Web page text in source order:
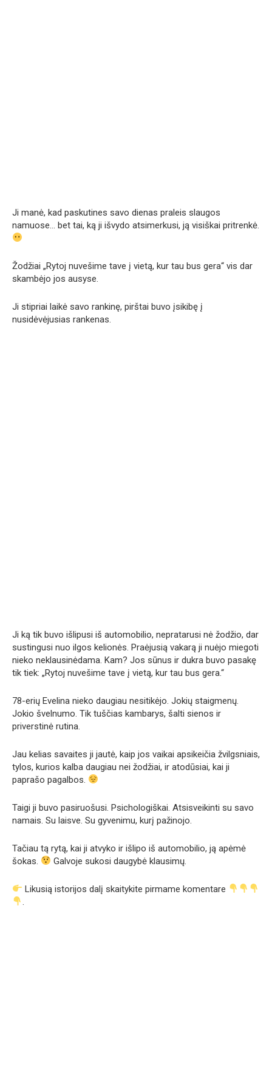
Ji manė, kad paskutines savo dienas praleis slaugos
namuose… bet tai, ką ji išvydo atsimerkusi, ją visiškai pritrenkė.
Žodžiai „Rytoj nuvešime tave į vietą, kur tau bus gera“ vis dar
skambėjo jos ausyse.
Ji stipriai laikė savo rankinę, pirštai buvo įsikibę į
nusidėvėjusias rankenas.
Ji ką tik buvo išlipusi iš automobilio, nepratarusi nė žodžio, dar
sustingusi nuo ilgos kelionės. Praėjusią vakarą ji nuėjo miegoti
nieko neklausinėdama. Kam? Jos sūnus ir dukra buvo pasakę
tik tiek: „Rytoj nuvešime tave į vietą, kur tau bus gera.“
78-erių Evelina nieko daugiau nesitikėjo. Jokių staigmenų.
Jokio švelnumo. Tik tuščias kambarys, šalti sienos ir
priverstinė rutina.
Jau kelias savaites ji jautė, kaip jos vaikai apsikeičia žvilgsniais,
tylos, kurios kalba daugiau nei žodžiai, ir atodūsiai, kai ji
paprašo pagalbos.
Taigi ji buvo pasiruošusi. Psichologiškai. Atsisveikinti su savo
namais. Su laisve. Su gyvenimu, kurį pažinojo.
Tačiau tą rytą, kai ji atvyko ir išlipo iš automobilio, ją apėmė
šokas.
Galvoje sukosi daugybė klausimų.
Likusią istorijos dalį skaitykite pirmame komentare
.